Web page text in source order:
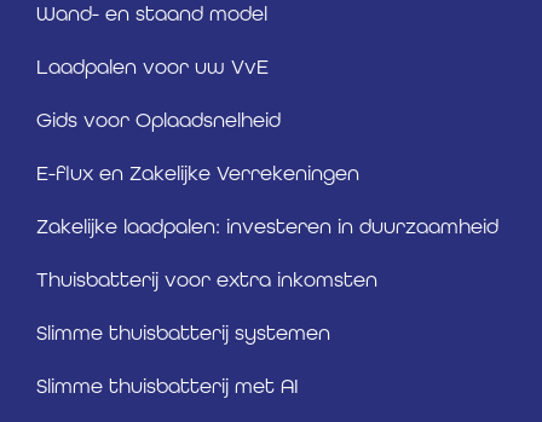
Wand- en staand model
Laadpalen voor uw VvE
Gids voor Oplaadsnelheid
E-flux en Zakelijke Verrekeningen
Zakelijke laadpalen: investeren in duurzaamheid
Thuisbatterij voor extra inkomsten
Slimme thuisbatterij systemen
Slimme thuisbatterij met AI